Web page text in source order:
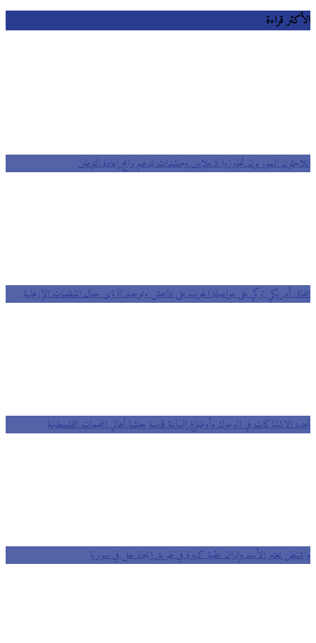
الأكثر قراءة
اللاجئون السوريون تجاوزوا 5 ملايين ومنشدات لدعم برامج إعادة التوطين
اتفاق أمريكي تركي على مواصلة الحرب على داعش وتوحيد الرؤى حيال المنظمات الإرهابية
تجدد الاشتباكات في اليرموك وأوضاع إنسانية قاسية يعيشها أهالي المخيمات الفلسطينية
واشنطن تعتبر الأسد وإيران عقبة كبيرة في طريق إيجاد حل في سوريا